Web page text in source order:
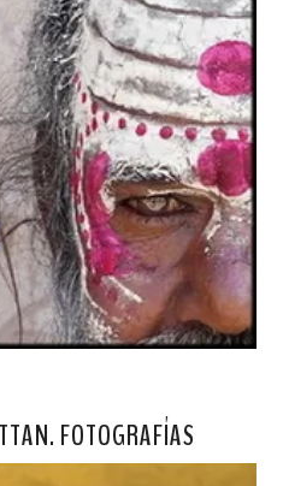
FOTOGRAFÍAS